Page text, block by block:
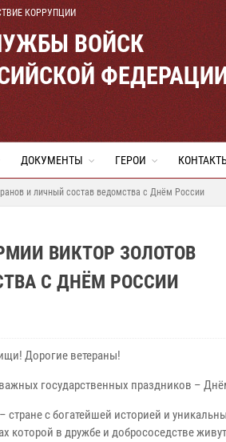
КОРРУПЦИИ
ВОЙСК
ДОКУМЕНТЫ ГЕРОИ
и личный состав ведомства с Днём России
ВИКТОР ЗОЛОТОВ
С ДНЁМ РОССИИ
Дорогие ветераны!
государственных праздников –
с богатейшей историей и
которой в дружбе и добрососедстве